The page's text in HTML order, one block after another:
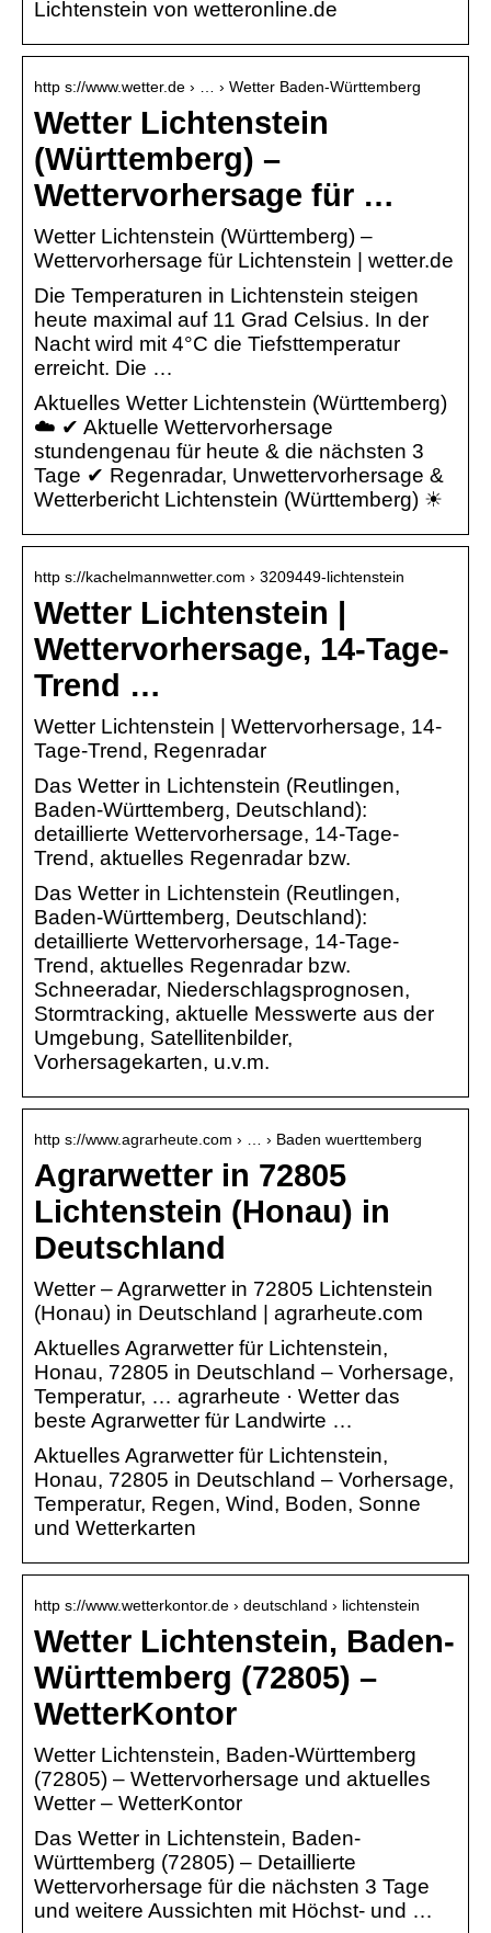
Lichtenstein von wetteronline.de
http s://www.wetter.de › … › Wetter Baden-Württemberg
Wetter Lichtenstein
(Württemberg) –
Wettervorhersage für …
Wetter Lichtenstein (Württemberg) –
Wettervorhersage für Lichtenstein | wetter.de
Die Temperaturen in Lichtenstein steigen
heute maximal auf 11 Grad Celsius. In der
Nacht wird mit 4°C die Tiefsttemperatur
erreicht. Die …
Aktuelles Wetter Lichtenstein (Württemberg)
☁️ ✔ Aktuelle Wettervorhersage
stundengenau für heute & die nächsten 3
Tage ✔ Regenradar, Unwettervorhersage &
Wetterbericht Lichtenstein (Württemberg) ☀
http s://kachelmannwetter.com › 3209449-lichtenstein
Wetter Lichtenstein |
Wettervorhersage, 14-Tage-
Trend …
Wetter Lichtenstein | Wettervorhersage, 14-
Tage-Trend, Regenradar
Das Wetter in Lichtenstein (Reutlingen,
Baden-Württemberg, Deutschland):
detaillierte Wettervorhersage, 14-Tage-
Trend, aktuelles Regenradar bzw.
Das Wetter in Lichtenstein (Reutlingen,
Baden-Württemberg, Deutschland):
detaillierte Wettervorhersage, 14-Tage-
Trend, aktuelles Regenradar bzw.
Schneeradar, Niederschlagsprognosen,
Stormtracking, aktuelle Messwerte aus der
Umgebung, Satellitenbilder,
Vorhersagekarten, u.v.m.
http s://www.agrarheute.com › … › Baden wuerttemberg
Agrarwetter in 72805
Lichtenstein (Honau) in
Deutschland
Wetter – Agrarwetter in 72805 Lichtenstein
(Honau) in Deutschland | agrarheute.com
Aktuelles Agrarwetter für Lichtenstein,
Honau, 72805 in Deutschland – Vorhersage,
Temperatur, … agrarheute · Wetter das
beste Agrarwetter für Landwirte …
Aktuelles Agrarwetter für Lichtenstein,
Honau, 72805 in Deutschland – Vorhersage,
Temperatur, Regen, Wind, Boden, Sonne
und Wetterkarten
http s://www.wetterkontor.de › deutschland › lichtenstein
Wetter Lichtenstein, Baden-
Württemberg (72805) –
WetterKontor
Wetter Lichtenstein, Baden-Württemberg
(72805) – Wettervorhersage und aktuelles
Wetter – WetterKontor
Das Wetter in Lichtenstein, Baden-
Württemberg (72805) – Detaillierte
Wettervorhersage für die nächsten 3 Tage
und weitere Aussichten mit Höchst- und …